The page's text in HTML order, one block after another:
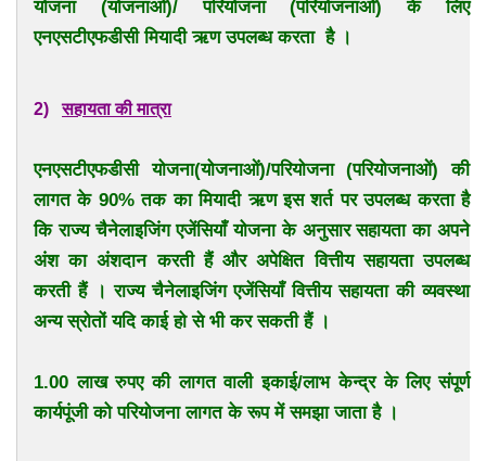
योजना (योजनाओं)/ परियोजना (परियोजनाओं) के लिए
एनएसटीएफडीसी मियादी ऋण उपलब्ध करता है ।
2)सहायता की मात्रा
एनएसटीएफडीसी योजना(योजनाओं)/परियोजना (परियोजनाओं) की
लागत के 90% तक का मियादी ऋण इस शर्त पर उपलब्ध करता है
कि राज्य चैनेलाइजिंग एजेंसियाँ योजना के अनुसार सहायता का अपने
अंश का अंशदान करती हैं और अपेक्षित वित्तीय सहायता उपलब्ध
करती हैं । राज्य चैनेलाइजिंग एजेंसियाँ वित्तीय सहायता की व्यवस्था
अन्य स्रोतों यदि काई हो से भी कर सकती हैं ।
1.00 लाख रुपए की लागत वाली इकाई/लाभ केन्द्र के लिए संपूर्ण
कार्यपूंजी को परियोजना लागत के रूप में समझा जाता है ।